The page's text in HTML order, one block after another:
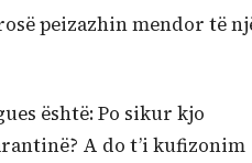
peizazhin mendor të
është: Po sikur kjo
A do t’i kufizonim